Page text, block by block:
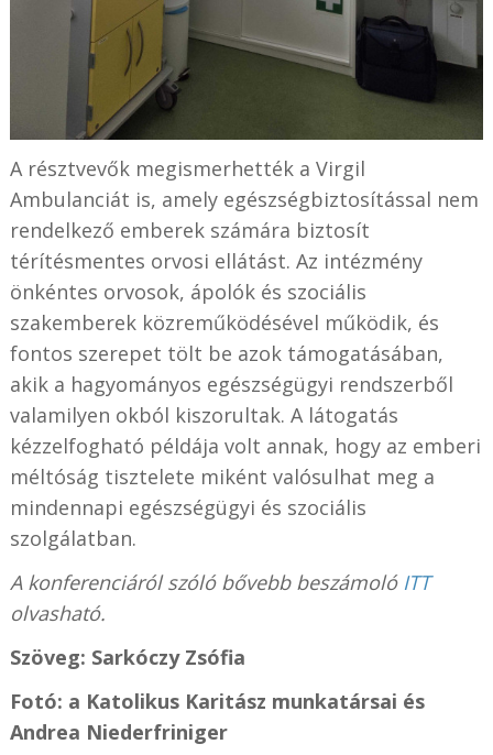
A résztvevők megismerhették a Virgil
Ambulanciát is, amely egészségbiztosítással nem
rendelkező emberek számára biztosít
térítésmentes orvosi ellátást. Az intézmény
önkéntes orvosok, ápolók és szociális
szakemberek közreműködésével működik, és
fontos szerepet tölt be azok támogatásában,
akik a hagyományos egészségügyi rendszerből
valamilyen okból kiszorultak. A látogatás
kézzelfogható példája volt annak, hogy az emberi
méltóság tisztelete miként valósulhat meg a
mindennapi egészségügyi és szociális
szolgálatban.
A konferenciáról szóló bővebb beszámoló ITT
olvasható.
Szöveg: Sarkóczy Zsófia
Fotó: a Katolikus Karitász munkatársai és
Andrea Niederfriniger